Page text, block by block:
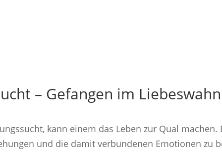
– Gefangen im Liebeswahn
kann einem das Leben zur Qual
und die damit verbundenen Emotionen zu